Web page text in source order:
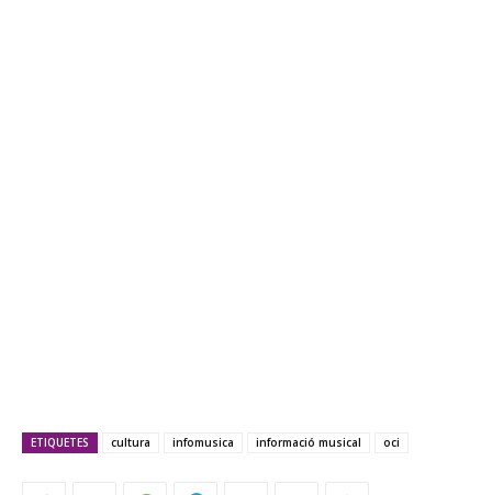
ETIQUETES cultura infomusica informació musical oci